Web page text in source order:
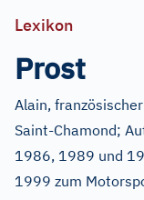
Lexikon
Prost
Alain,
Saint-Chamond;
1986, 1989 und
1999 zum